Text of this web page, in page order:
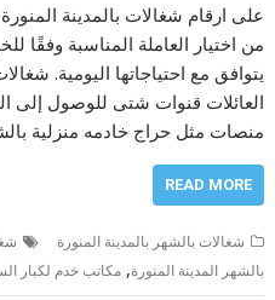
على ارقام شغالات بالمدينة
من اختيار العاملة المناسبة وفقًا
يتوافق مع احتياجاتها اليومية.
العائلات قنوات شتى للوصول إلى
منصات مثل حراج خادمه منزلية
READ MORE
شغالات بالشهر بالمدينة المنورة
بالشهر المدينة المنورة,مكاتب خدم لكبار